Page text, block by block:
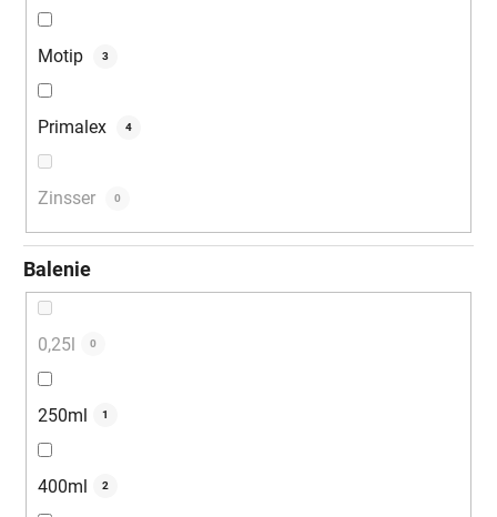
Motip 3
Primalex 4
Zinsser 0
Balenie
0,25l 0
250ml 1
400ml 2